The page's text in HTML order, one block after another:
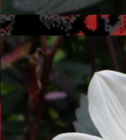
2025-10-10_14.50.06_215.JPG